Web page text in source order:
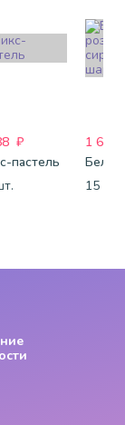
₽
пастель
1 688
15 шт.